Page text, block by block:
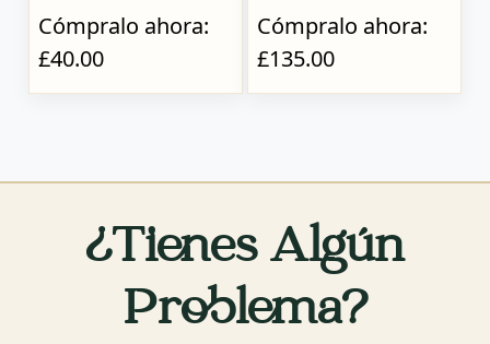
Cómpralo ahora:
£40.00
Cómpralo ahora:
£135.00
¿Tienes Algún
Problema?